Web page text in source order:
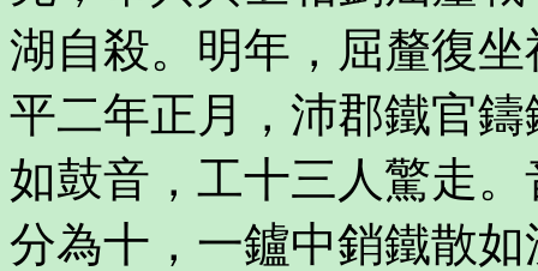
湖自殺。明年，屈釐復
平二年正月，沛郡鐵官
如鼓音，工十三人驚走
分為十，一鑪中銷鐵散